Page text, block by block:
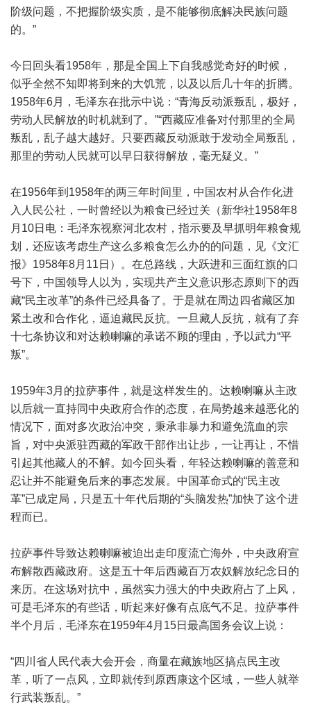
阶级问题，不把握阶级实质，是不能够彻底解决民族问题
的。”
今日回头看1958年，那是全国上下自我感觉奇好的时候，
似乎全然不知即将到来的大饥荒，以及以后几十年的折腾。
1958年6月，毛泽东在批示中说：“青海反动派叛乱，极好，
劳动人民解放的时机就到了。”“西藏应准备对付那里的全局
叛乱，乱子越大越好。只要西藏反动派敢于发动全局叛乱，
那里的劳动人民就可以早日获得解放，毫无疑义。”
在1956年到1958年的两三年时间里，中国农村从合作化进
入人民公社，一时曾经以为粮食已经过关（新华社1958年8
月10日电：毛泽东视察河北农村，指示要及早抓明年粮食规
划，还应该考虑生产这么多粮食怎么办的的问题，见《文汇
报》1958年8月11日）。在总路线，大跃进和三面红旗的口
号下，中国领导人以为，实现共产主义意识形态原则下的西
藏“民主改革”的条件已经具备了。于是就在周边四省藏区加
紧土改和合作化，逼迫藏民反抗。一旦藏人反抗，就有了弃
十七条协议和对达赖喇嘛的承诺不顾的理由，予以武力“平
叛”。
1959年3月的拉萨事件，就是这样发生的。达赖喇嘛从主政
以后就一直持同中央政府合作的态度，在局势越来越恶化的
情况下，面对多次政治冲突，秉承非暴力和避免流血的宗
旨，对中央派驻西藏的军政干部作出让步，一让再让，不惜
引起其他藏人的不解。如今回头看，年轻达赖喇嘛的善意和
忍让并不能避免后来的事态发展。中国革命式的“民主改
革”已成定局，只是五十年代后期的“头脑发热”加快了这个进
程而已。
拉萨事件导致达赖喇嘛被迫出走印度流亡海外，中央政府宣
布解散西藏政府。这是五十年后西藏百万农奴解放纪念日的
来历。在这场对抗中，虽然实力强大的中央政府占了上风，
可是毛泽东的有些话，听起来好像有点底气不足。拉萨事件
半个月后，毛泽东在1959年4月15日最高国务会议上说：
“四川省人民代表大会开会，商量在藏族地区搞点民主改
革，听了一点风，立即就传到原西康这个区域，一些人就举
行武装叛乱。”